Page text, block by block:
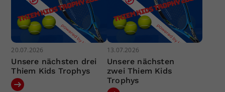
20.07.2026
Unsere nächsten drei
Thiem Kids Trophys
13.07.2026
Unsere nächsten
zwei Thiem Kids
Trophys